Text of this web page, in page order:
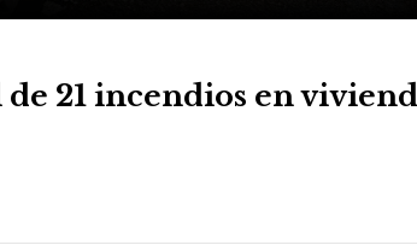
21 incendios en